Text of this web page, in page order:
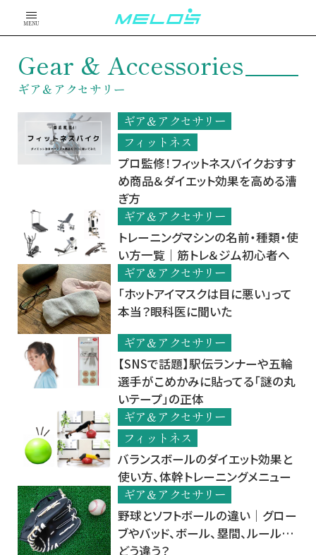
MENU
Gear & Accessories
ギア＆アクセサリー
ギア＆アクセサリー
フィットネス
プロ監修！フィットネスバイクおすす
め商品＆ダイエット効果を高める漕
ぎ方
ギア＆アクセサリー
トレーニングマシンの名前・種類・使
い方一覧｜筋トレ＆ジム初心者へ
ギア＆アクセサリー
「ホットアイマスクは目に悪い」って
本当？眼科医に聞いた
ギア＆アクセサリー
【SNSで話題】駅伝ランナーや五輪
選手がこめかみに貼ってる「謎の丸
いテープ」の正体
ギア＆アクセサリー
フィットネス
バランスボールのダイエット効果と
使い方、体幹トレーニングメニュー
ギア＆アクセサリー
野球とソフトボールの違い│グロー
ブやバッド、ボール、塁間、ルール…
どう違う？